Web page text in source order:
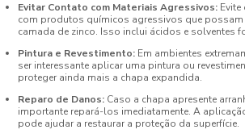
Evitar Contato com Materiais Agressivos:
com produtos químicos agressivos que possam
camada de zinco. Isso inclui ácidos e solventes
Pintura e Revestimento: Em ambientes
ser interessante aplicar uma pintura ou
proteger ainda mais a chapa expandida.
Reparo de Danos: Caso a chapa apresente
importante repará-los imediatamente. A
pode ajudar a restaurar a proteção da superfície.